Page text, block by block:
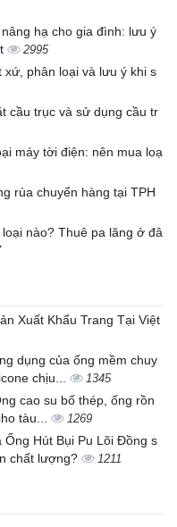
hạ cho gia đình: lưu ý
2995
xứ, phân loại và lưu ý khi s
cầu trục và sử dụng cầu tr
máy tời điện: nên mua loạ
rùa chuyển hàng tại TPH
nào? Thuê pa lăng ở đâ
Xuất Khẩu Trang Tại Việt
dụng của ống mềm chuy
chịu...
1345
cao su bố thép, ống rồn
tàu...
1269
Hút Bụi Pu Lõi Đồng s
chất lượng?
1211